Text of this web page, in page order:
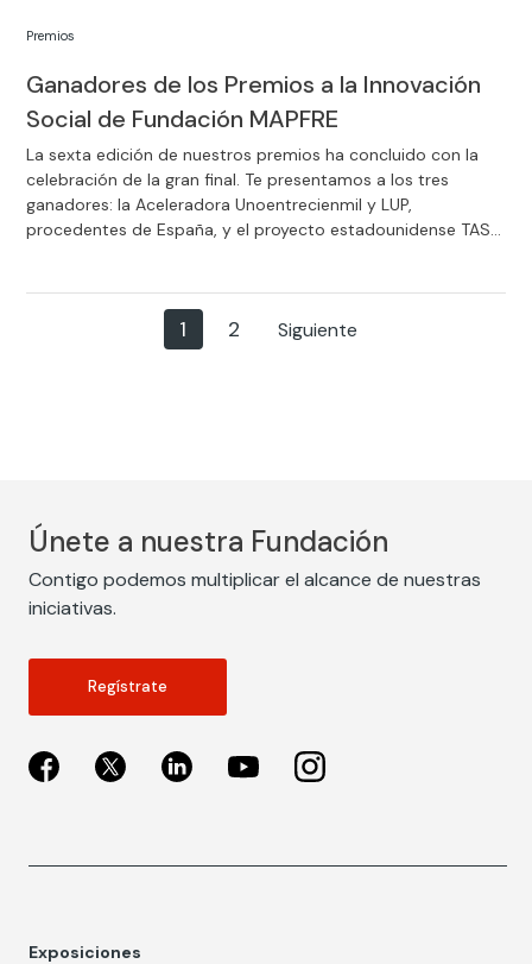
Ganadores de los Premios a la Innovación
Social de Fundación MAPFRE
Premios
La sexta edición de nuestros premios ha concluido con la
celebración de la gran final. Te presentamos a los tres
ganadores: la Aceleradora Unoentrecienmil y LUP,
procedentes de España, y el proyecto estadounidense TASL
1 2 Siguiente
Únete a nuestra Fundación
Contigo podemos multiplicar el alcance de nuestras
iniciativas.
Regístrate
Exposiciones